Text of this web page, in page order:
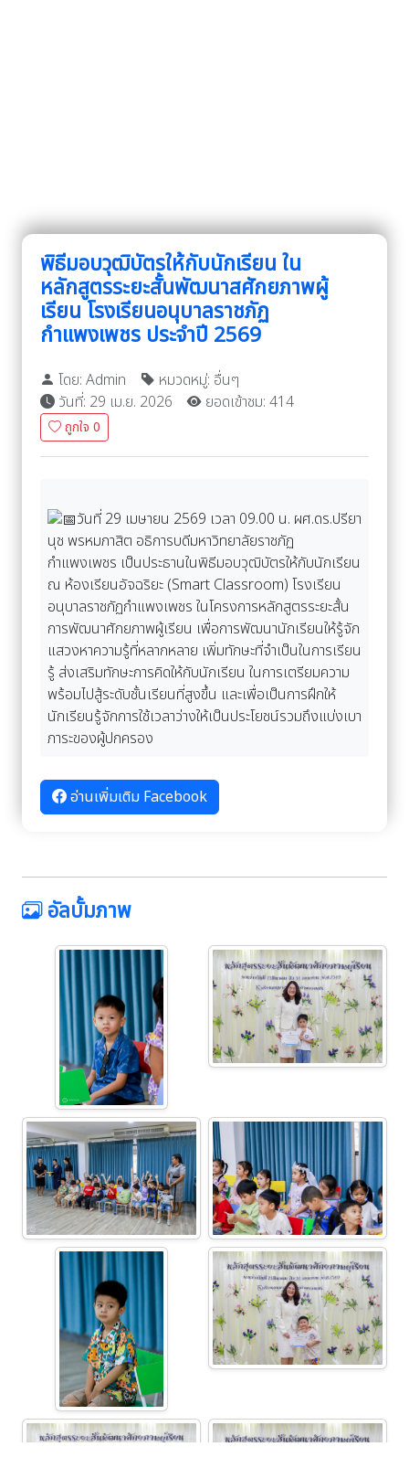
พิธีมอบวุฒิบัตรให้กับนักเรียน ใน
หลักสูตรระยะสั้นพัฒนาสศักยภาพผู้
เรียน โรงเรียนอนุบาลราชภัฏ
กำแพงเพชร ประจำปี 2569
โดย: Admin
หมวดหมู่: อื่นๆ
วันที่: 29 เม.ย. 2026
ยอดเข้าชม: 414
ถูกใจ 0
วันที่ 29 เมษายน 2569 เวลา 09.00 น. ผศ.ดร.ปรียา
นุช พรหมภาสิต อธิการบดีมหาวิทยาลัยราชภัฏ
กำแพงเพชร เป็นประธานในพิธีมอบวุฒิบัตรให้กับนักเรียน
ณ ห้องเรียนอัจฉริยะ (Smart Classroom) โรงเรียน
อนุบาลราชภัฏกำแพงเพชร ในโครงการหลักสูตรระยะสั้น
การพัฒนาศักยภาพผู้เรียน เพื่อการพัฒนานักเรียนให้รู้จัก
แสวงหาความรู้ที่หลากหลาย เพิ่มทักษะที่จำเป็นในการเรียน
รู้ ส่งเสริมทักษะการคิดให้กับนักเรียน ในการเตรียมความ
พร้อมไปสู้ระดับชั้นเรียนที่สูงขึ้น และเพื่อเป็นการฝึกให้
นักเรียนรู้จักการใช้เวลาว่างให้เป็นประโยชน์รวมถึงแบ่งเบา
ภาระของผู้ปกครอง
อ่านเพิ่มเติม Facebook
อัลบั้มภาพ